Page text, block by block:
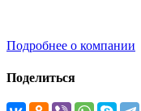
Подробнее о компании
Поделиться